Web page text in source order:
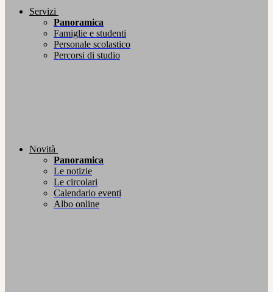
Servizi
Panoramica
Famiglie e studenti
Personale scolastico
Percorsi di studio
Novità
Panoramica
Le notizie
Le circolari
Calendario eventi
Albo online